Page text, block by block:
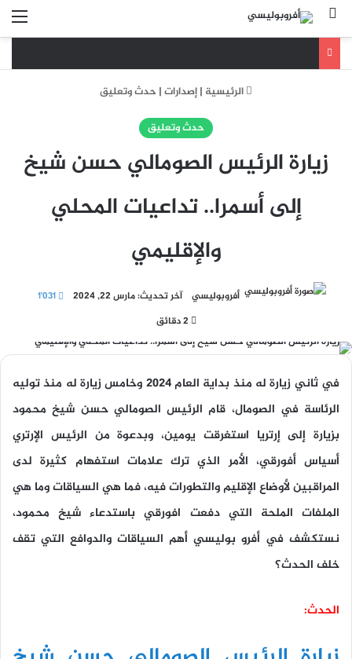
بحث عن
الرئيسية |إصدارات|حدث وتعليق
حدث وتعليق
زيارة الرئيس الصومالي حسن شيخ
إلى أسمرا.. تداعيات المحلي
والإقليمي
أفروبوليسي آخر تحديث: مارس 22, 2024
1٬031
في ثاني زيارة له منذ بداية العام 2024 وخامس زيارة له منذ توليه
الرئاسة في الصومال، قام الرئيس الصومالي حسن شيخ محمود
بزيارة إلى إرتريا استغرقت يومين، وبدعوة من الرئيس الإرتري
أسياس أفورقي، الأمر الذي ترك علامات استفهام كثيرة لدى
المراقبين لأوضاع الإقليم والتطورات فيه، فما هي السياقات وما هي
الملفات الملحة التي دفعت افورقي باستدعاء شيخ محمود،
نستكشف في أفرو بوليسي أهم السياقات والدوافع التي تقف
خلف الحدث؟
الحدث: